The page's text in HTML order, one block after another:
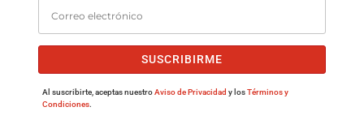
SUSCRIBIRME
Al suscribirte, aceptas nuestroAviso de Privacidad y losTérminos y
Condiciones.